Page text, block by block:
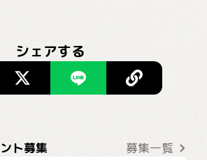
シェアする
ト募集 募集一覧